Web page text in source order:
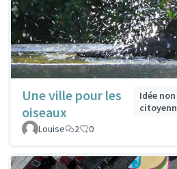
Une ville pour les
oiseaux
Idée
Louise
2 0